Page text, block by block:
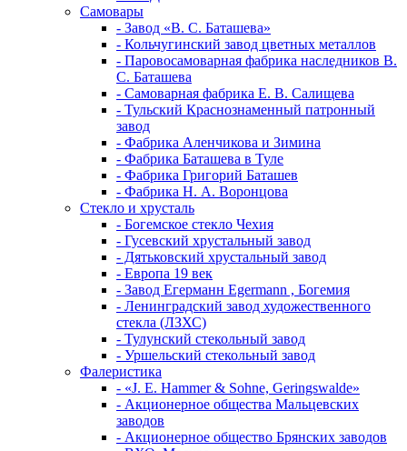
Самовары
- Завод «В. С. Баташева»
- Кольчугинский завод цветных металлов
- Паровосамоварная фабрика наследников В.
С. Баташева
- Самоварная фабрика Е. В. Салищева
- Тульский Краснознаменный патронный
завод
- Фабрика Аленчикова и Зимина
- Фабрика Баташева в Туле
- Фабрика Григорий Баташев
- Фабрика Н. А. Воронцова
Стекло и хрусталь
- Богемское стекло Чехия
- Гусевский хрустальный завод
- Дятьковский хрустальный завод
- Европа 19 век
- Завод Егерманн Egermann , Богемия
- Ленинградский завод художественного
стекла (ЛЗХС)
- Тулунский стекольный завод
- Уршельский стекольный завод
Фалеристика
- «J. E. Hammer & Sohne, Geringswalde»
- Акционерное общества Мальцевских
заводов
- Акционерное общество Брянских заводов